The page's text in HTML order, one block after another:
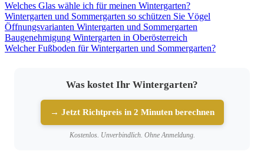
Welches Glas wähle ich für meinen Wintergarten?
Wintergarten und Sommergarten so schützen Sie Vögel
Öffnungsvarianten Wintergarten und Sommergarten
Baugenehmigung Wintergarten in Oberösterreich
Welcher Fußboden für Wintergarten und Sommergarten?
Was kostet Ihr Wintergarten?
→ Jetzt Richtpreis in 2 Minuten berechnen
Kostenlos. Unverbindlich. Ohne Anmeldung.